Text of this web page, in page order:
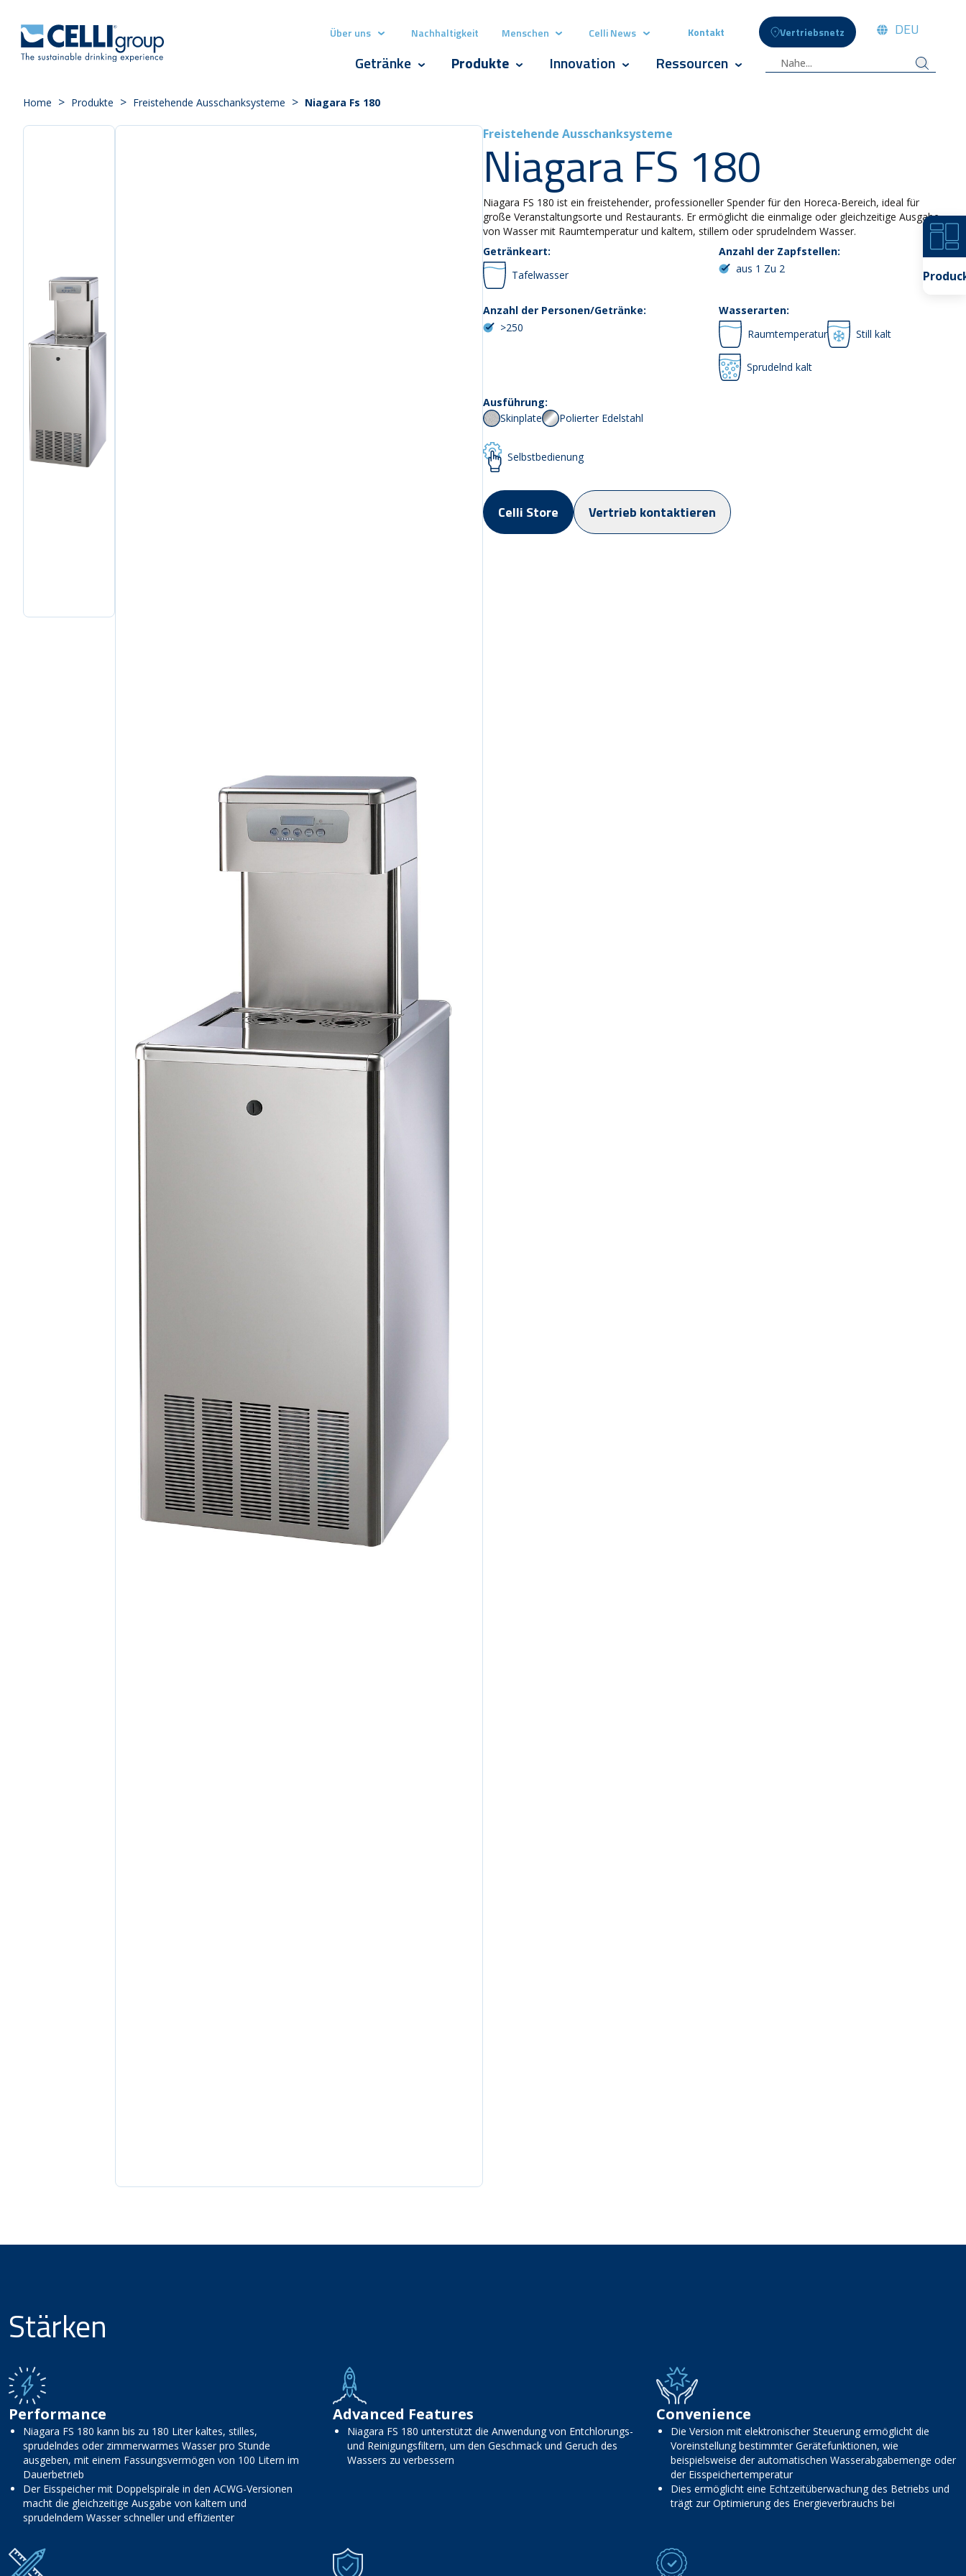
Über uns Show submenu for Über uns
Nachhaltigkeit Menschen Show submenu for Menschen
Celli News Show submenu for Celli News
Kontakt Vertriebsnetz DEU
Getränke Show submenu for Getränke
Produkte Show submenu for Produkte
Innovation Show submenu for Innovation
Ressourcen Show submenu for Ressourcen
Home > Produkte > Freistehende Ausschanksysteme > Niagara Fs 180
Freistehende Ausschanksysteme
Niagara FS 180
Niagara FS 180 ist ein freistehender, professioneller Spender für den Horeca-Bereich, ideal für
große Veranstaltungsorte und Restaurants. Er ermöglicht die einmalige oder gleichzeitige Ausgabe
von Wasser mit Raumtemperatur und kaltem, stillem oder sprudelndem Wasser.
Getränkeart:
Tafelwasser
Anzahl der Zapfstellen:
aus 1 Zu 2
Anzahl der Personen/Getränke:
>250
Wasserarten:
Raumtemperatur
Still kalt
Sprudelnd kalt
Ausführung:
Skinplate
Polierter Edelstahl
Selbstbedienung
Celli Store Vertrieb kontaktieren
Stärken
Performance
Niagara FS 180 kann bis zu 180 Liter kaltes, stilles,
sprudelndes oder zimmerwarmes Wasser pro Stunde
ausgeben, mit einem Fassungsvermögen von 100 Litern im
Dauerbetrieb
Der Eisspeicher mit Doppelspirale in den ACWG-Versionen
macht die gleichzeitige Ausgabe von kaltem und
sprudelndem Wasser schneller und effizienter
Advanced Features
Niagara FS 180 unterstützt die Anwendung von Entchlorungs-
und Reinigungsfiltern, um den Geschmack und Geruch des
Wassers zu verbessern
Convenience
Die Version mit elektronischer Steuerung ermöglicht die
Voreinstellung bestimmter Gerätefunktionen, wie
beispielsweise der automatischen Wasserabgabemenge oder
der Eisspeichertemperatur
Dies ermöglicht eine Echtzeitüberwachung des Betriebs und
trägt zur Optimierung des Energieverbrauchs bei